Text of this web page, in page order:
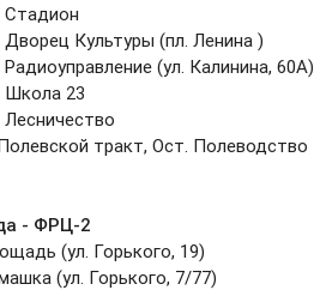
Стадион
Культуры (пл. Ленина )
(ул. Калинина, 60А)
Школа 23
тракт, Ост. Полеводство
- ФРЦ-2
(ул. Горького, 19)
(ул. Горького, 7/77)